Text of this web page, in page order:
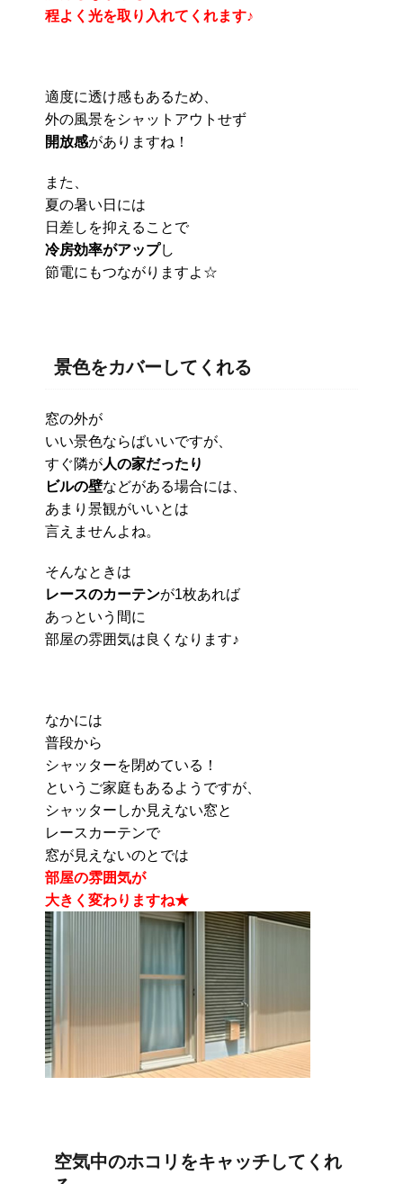
程よく光を取り入れてくれます♪
適度に透け感もあるため、
外の風景をシャットアウトせず
開放感がありますね！
また、
夏の暑い日には
日差しを抑えることで
冷房効率がアップし
節電にもつながりますよ☆
景色をカバーしてくれる
窓の外が
いい景色ならばいいですが、
すぐ隣が人の家だったり
ビルの壁などがある場合には、
あまり景観がいいとは
言えませんよね。
そんなときは
レースのカーテンが1枚あれば
あっという間に
部屋の雰囲気は良くなります♪
なかには
普段から
シャッターを閉めている！
というご家庭もあるようですが、
シャッターしか見えない窓と
レースカーテンで
窓が見えないのとでは
部屋の雰囲気が
大きく変わりますね★
空気中のホコリをキャッチしてくれ